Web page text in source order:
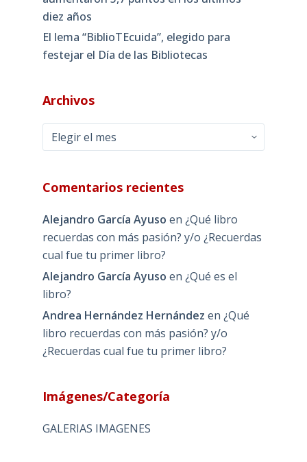
diez años
El lema “BiblioTEcuida”, elegido para
festejar el Día de las Bibliotecas
Archivos
Archivos
Comentarios recientes
Alejandro García Ayuso en ¿Qué libro
recuerdas con más pasión? y/o ¿Recuerdas
cual fue tu primer libro?
Alejandro García Ayuso en ¿Qué es el
libro?
Andrea Hernández Hernández en ¿Qué
libro recuerdas con más pasión? y/o
¿Recuerdas cual fue tu primer libro?
Imágenes/Categoría
GALERIAS IMAGENES